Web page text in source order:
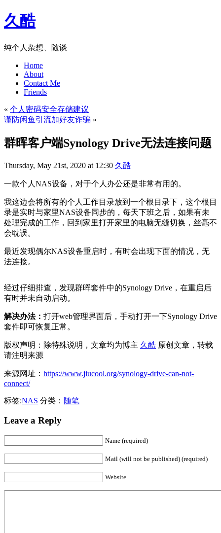
久酷
纯个人杂想、随谈
Home
About
Contact Me
Friends
« 个人密码安全存储建议
谨防闲鱼引流加好友诈骗 »
群晖客户端Synology Drive无法连接问题
Thursday, May 21st, 2020 at 12:30 久酷
一款个人NAS设备，对于个人办公还是非常有用的。
我这边会将所有的个人工作目录放到一个根目录下，这个根目
录是实时与家里NAS设备同步的，每天下班之后，如果有未
处理完成的工作，回到家里打开家里的电脑无缝切换，丝毫不
会耽误。
最近发现偶尔NAS设备重启时，有时会出现下面的情况，无
法连接。
经过仔细排查，发现群晖套件中的Synology Drive，在重启后
有时并未自动启动。
解决办法： 打开web管理界面后，手动打开一下Synology Drive
套件即可恢复正常。
版权声明：除特殊说明，文章均为博主 久酷 原创文章，转载
请注明来源
来源网址： https://www.jiucool.org/synology-drive-can-not-
connect/
标签:NAS 分类： 随笔
Leave a Reply
Name (required)
Mail (will not be published) (required)
Website